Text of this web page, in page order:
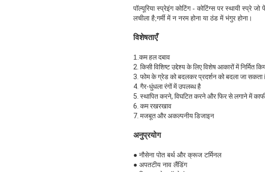
पॉल्यूरिया स्प्रेइंग कोटिंग - कोटिंग्स पर स्थायी स्प्रे
लचीला है;गर्मी में न नरम होना या ठंड में भंगुर होना।
विशेषताएँ
1. कम हल दबाव
2. किसी विशिष्ट उद्देश्य के लिए विशेष आकारों में निर्मित
3. फोम के ग्रेड को बदलकर प्रदर्शन को बदला जा सकता
4. गैर-धुंधला रंगों में उपलब्ध है
5. स्थापित करने, विघटित करने और फिर से लगाने में
6. कम रखरखाव
7. मजबूत और अकल्पनीय डिजाइन
अनुप्रयोग
● नौसेना पोत बर्थ और क्रूज टर्मिनल
● अपतटीय नाव लैंडिंग